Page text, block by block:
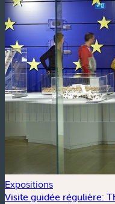
Expositions
Visite guidée régulière: